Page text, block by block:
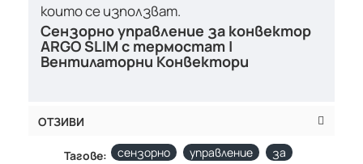
които се използват.
Сензорно управление за конвектор
ARGO SLIM с термостат |
Вентилаторни Конвектори
ОТЗИВИ
Тагове: сензорно управление
за